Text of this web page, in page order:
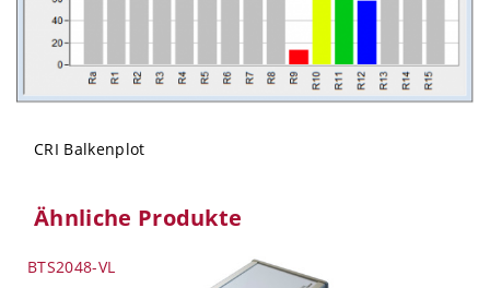
CRI Balkenplot
Ähnliche Produkte
BTS2048-VL